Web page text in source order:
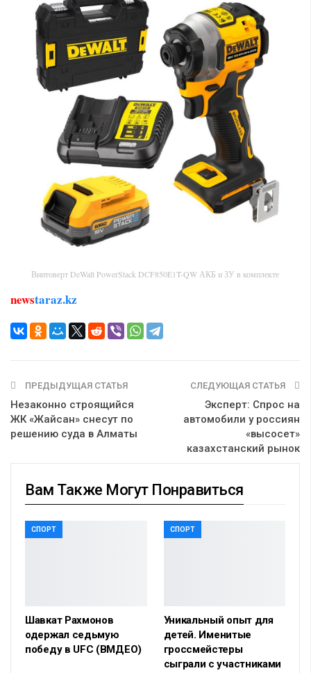
Винтоверт DeWalt PowerStack DCF850E1T-QW АКБ и ЗУ в комплекте
newstaraz.kz
ПРЕДЫДУЩАЯ СТАТЬЯ
Незаконно строящийся
ЖК «Жайсан» снесут по
решению суда в Алматы
СЛЕДУЮЩАЯ СТАТЬЯ
Эксперт: Спрос на
автомобили у россиян
«высосет»
казахстанский рынок
Вам Также Могут Понравиться
СПОРТ
Шавкат Рахмонов
одержал седьмую
победу в UFC (ВМДЕО)
СПОРТ
Уникальный опыт для
детей. Именитые
гроссмейстеры
сыграли с участниками